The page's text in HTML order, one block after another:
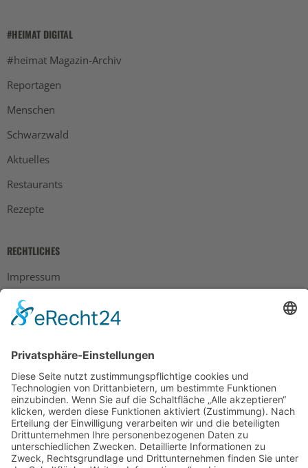
#HEIMAT DIGITAL
#heimat Magazin-Archiv
Reportagen
Menschen
Schwarzwald
Aktuelles
Restaurants
Rezepte
RECHTLICHES
Impressum
Datenschutz
AGB
Widerrufsbelehrung
Bankdaten